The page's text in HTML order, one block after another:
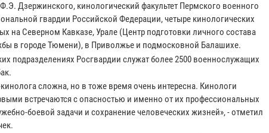
Дзержинского, кинологический факультет Пермского военного
гвардии Российской Федерации, четыре кинологических
на Северном Кавказе, Урале (Центр подготовки личного состава
в городе Тюмени), в Приволжье и подмосковной Балашихе.
подразделениях Росгвардии служат более 2500 военнослужащих
сложна, но в тоже время очень интересна. Кинологи
встречаются с опасностью и именно от их профессиональных
боевой задачи и сохранение человеческих жизней», - отметил